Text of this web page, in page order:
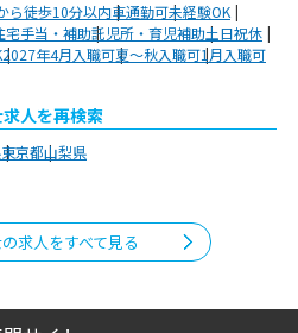
ら徒歩10分以内車通勤可未経験OK
宅手当・補助託児所・育児補助土日祝休
2027年4月入職可夏～秋入職可1月入職可
人を再検索
東京都山梨県
求人をすべて見る